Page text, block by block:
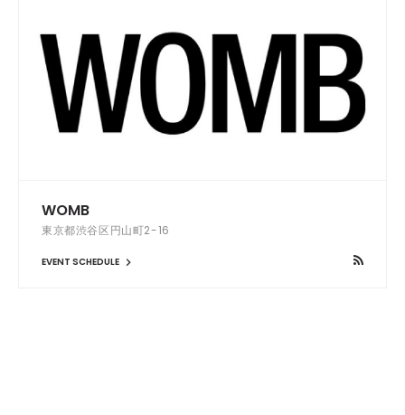
WOMB
東京都渋谷区円山町2-16
EVENT SCHEDULE